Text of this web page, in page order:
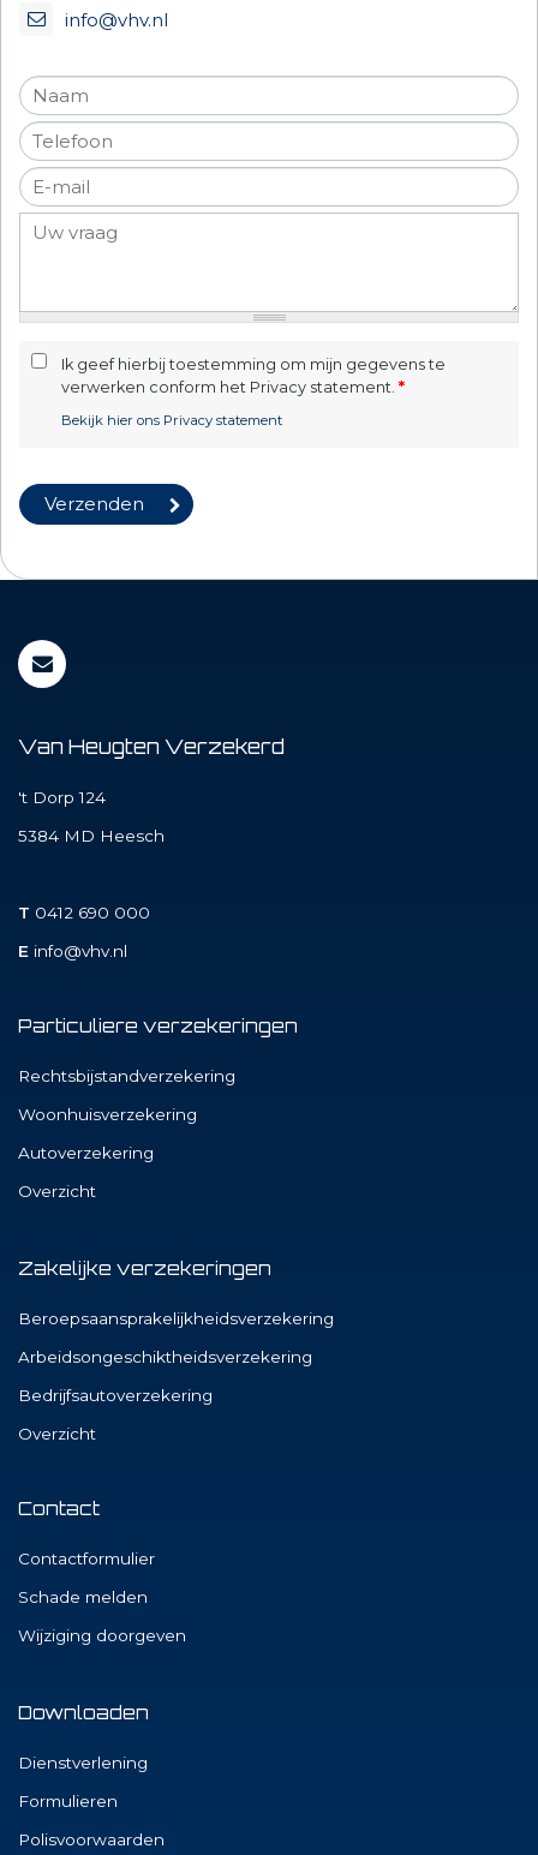
info@vhv.nl
Ik geef hierbij toestemming om mijn gegevens te
verwerken conform het Privacy statement. *
Bekijk hier ons Privacy statement
Van Heugten Verzekerd
't Dorp 124
5384 MD Heesch
T 0412 690 000
E info@vhv.nl
Particuliere verzekeringen
Rechtsbijstandverzekering
Woonhuisverzekering
Autoverzekering
Overzicht
Zakelijke verzekeringen
Beroepsaansprakelijkheidsverzekering
Arbeidsongeschiktheidsverzekering
Bedrijfsautoverzekering
Overzicht
Contact
Contactformulier
Schade melden
Wijziging doorgeven
Downloaden
Dienstverlening
Formulieren
Polisvoorwaarden